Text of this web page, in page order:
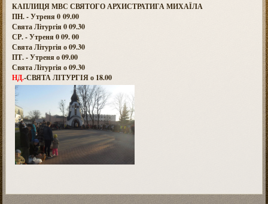
КАПЛИЦЯ МВС СВЯТОГО АРХИСТРАТИГА МИХАЇЛА
ПН. - Утреня 0 09.00
Свята Літургія 0 09.30
СР. - Утреня 0 09. 00
Свята Літургія о 09.30
ПТ. - Утреня о 09.00
Свята Літургія о 09.30
НД.-СВЯТА ЛІТУРГІЯ о 18.00